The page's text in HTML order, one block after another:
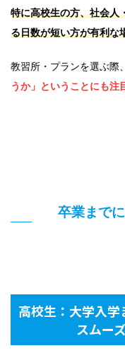
特に高校生の方、社会人
る日数が短い方が有利な
教習所・プランを選ぶ際、
うか」ということにも注
卒業まで
高校生：大学入
スムー